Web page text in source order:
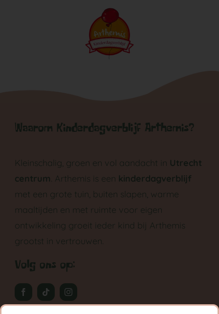
Waarom Kinderdagverblijf Arthemis?
Kleinschalig, groen en vol aandacht in Utrecht
centrum. Arthemis is een kinderdagverblijf
met een grote tuin, buiten slapen, warme
maaltijden en met ruimte voor eigen
ontwikkeling groeit ieder kind bij Arthemis
grootst in vertrouwen.
Volg ons op: